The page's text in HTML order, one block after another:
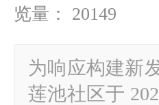
览量： 20149
为响应构建新
莲池社区于